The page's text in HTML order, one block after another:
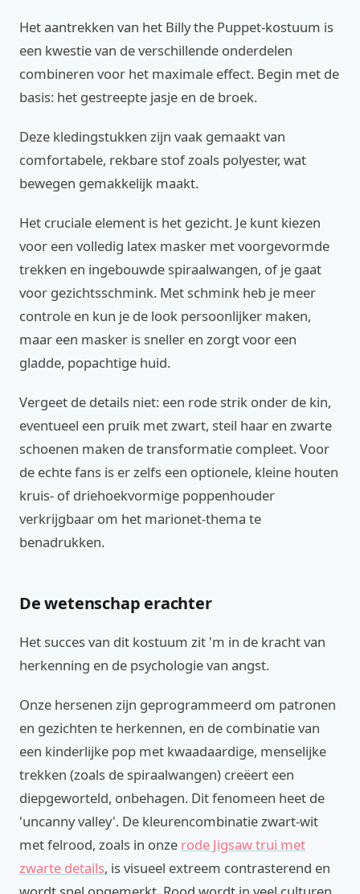
Het aantrekken van het Billy the Puppet-kostuum is
een kwestie van de verschillende onderdelen
combineren voor het maximale effect. Begin met de
basis: het gestreepte jasje en de broek.
Deze kledingstukken zijn vaak gemaakt van
comfortabele, rekbare stof zoals polyester, wat
bewegen gemakkelijk maakt.
Het cruciale element is het gezicht. Je kunt kiezen
voor een volledig latex masker met voorgevormde
trekken en ingebouwde spiraalwangen, of je gaat
voor gezichtsschmink. Met schmink heb je meer
controle en kun je de look persoonlijker maken,
maar een masker is sneller en zorgt voor een
gladde, popachtige huid.
Vergeet de details niet: een rode strik onder de kin,
eventueel een pruik met zwart, steil haar en zwarte
schoenen maken de transformatie compleet. Voor
de echte fans is er zelfs een optionele, kleine houten
kruis- of driehoekvormige poppenhouder
verkrijgbaar om het marionet-thema te
benadrukken.
De wetenschap erachter
Het succes van dit kostuum zit 'm in de kracht van
herkenning en de psychologie van angst.
Onze hersenen zijn geprogrammeerd om patronen
en gezichten te herkennen, en de combinatie van
een kinderlijke pop met kwaadaardige, menselijke
trekken (zoals de spiraalwangen) creëert een
diepgeworteld, onbehagen. Dit fenomeen heet de
'uncanny valley'. De kleurencombinatie zwart-wit
met felrood, zoals in onze rode Jigsaw trui met
zwarte details, is visueel extreem contrasterend en